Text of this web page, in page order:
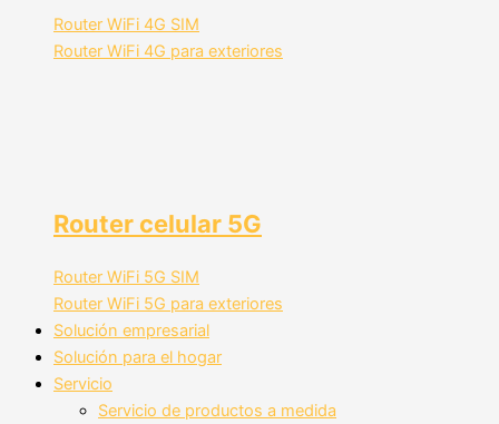
Router WiFi 4G SIM
Router WiFi 4G para exteriores
Router celular 5G
Router WiFi 5G SIM
Router WiFi 5G para exteriores
Solución empresarial
Solución para el hogar
Servicio
Servicio de productos a medida